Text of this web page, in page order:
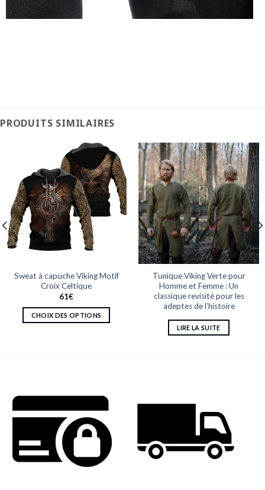
PRODUITS SIMILAIRES
Sweat à capuche Viking Motif
Croix Celtique
61€
CHOIX DES OPTIONS
peuvent
être
choisies
sur
Tunique Viking Verte pour
Homme et Femme : Un
classique revisité pour les
adeptes de l’histoire
LIRE LA SUITE